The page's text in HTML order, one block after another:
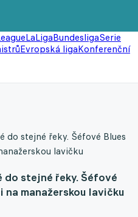
LaLigaBundesligaSerie
Evropská ligaKonferenční
do stejné řeky. Šéfové Blues
lavičku
stejné řeky. Šéfové
manažerskou lavičku